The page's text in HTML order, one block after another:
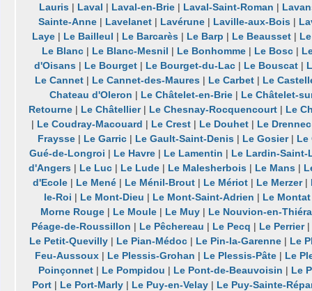
Lauris | Laval | Laval-en-Brie | Laval-Saint-Roman |
Sainte-Anne | Lavelanet | Lavérune | Laville-aux-Bois |
Laye | Le Bailleul | Le Barcarès | Le Barp | Le Beausset |
Le Blanc| Le Blanc-Mesnil | Le Bonhomme| Le Bosc|
d'Oisans| Le Bourget| Le Bourget-du-Lac| Le Bouscat|
Le Cannet| Le Cannet-des-Maures| Le Carbet| Le
Chateau d'Oleron | Le Châtelet-en-Brie | Le Châtelet-
Retourne| Le Châtellier| Le Chesnay-Rocquencourt| Le
| Le Coudray-Macouard | Le Crest| Le Douhet| Le Drennec
Fraysse | Le Garric | Le Gault-Saint-Denis | Le Gosier| Le
Gué-de-Longroi | Le Havre| Le Lamentin | Le Lardin-Saint-
d'Angers| Le Luc| Le Lude| Le Malesherbois| Le Mans|
d'Ecole| Le Mené| Le Ménil-Brout| Le Mériot| Le Merzer|
le-Roi | Le Mont-Dieu | Le Mont-Saint-Adrien | Le Montat
Morne Rouge| Le Moule| Le Muy| Le Nouvion-en-
Péage-de-Roussillon | Le Pêchereau | Le Pecq | Le Perrier|
Le Petit-Quevilly| Le Pian-Médoc| Le Pin-la-Garenne| Le
Feu-Aussoux | Le Plessis-Grohan | Le Plessis-Pâte | Le
Poinçonnet | Le Pompidou | Le Pont-de-Beauvoisin | Le
Port| Le Port-Marly| Le Puy-en-Velay| Le Puy-Sainte-